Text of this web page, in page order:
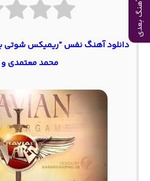
آهنگ بعدی
دانلود آهنگ نفس “ریمیکس شوتی
محمد معتمدی